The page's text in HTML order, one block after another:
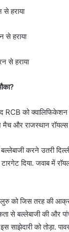
हराया
से हराया
से हराया
RCB को
मैच और राजस्थान
करने उतरी
दिया. जवाब में
को जिस तरह की
से बल्लेबाजी की और
साझेदारी को तोड़ा.